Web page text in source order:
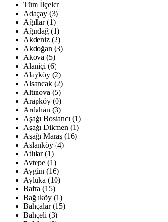
Tüm İlçeler
Adaçay (3)
Ağıllar (1)
Ağırdağ (1)
Akdeniz (2)
Akdoğan (3)
Akova (5)
Alaniçi (6)
Alayköy (2)
Alsancak (2)
Altınova (5)
Arapköy (0)
Ardahan (3)
Aşağı Bostancı (1)
Aşağı Dikmen (1)
Aşağı Maraş (16)
Aslanköy (4)
Atlılar (1)
Avtepe (1)
Aygün (16)
Ayluka (10)
Bafra (15)
Bağlıköy (1)
Bahçalar (15)
Bahçeli (3)